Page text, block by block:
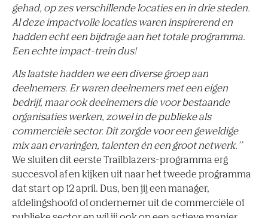
gehad, op zes verschillende locaties en in drie steden.
Al deze impactvolle locaties waren inspirerend en
hadden echt een bijdrage aan het totale programma.
Een echte impact-trein dus!
Als laatste hadden we een diverse groep aan
deelnemers. Er waren deelnemers met een eigen
bedrijf, maar ook deelnemers die voor bestaande
organisaties werken, zowel in de publieke als
commerciële sector. Dit zorgde voor een geweldige
mix aan ervaringen, talenten én een groot netwerk.’’
We sluiten dit eerste Trailblazers-programma erg
succesvol af en kijken uit naar het tweede programma
dat start op 12 april. Dus, ben jij een manager,
afdelingshoofd of ondernemer uit de commerciële of